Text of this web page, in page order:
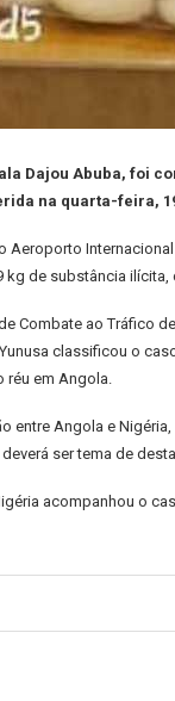
Dajou Abuba, foi
na quarta-feira,
de substância
Combate ao Tráfico
classificou o
réu em Angola.
entre Angola e
ser tema de
acompanhou o